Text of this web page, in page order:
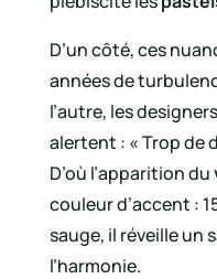
D’un côté, ces
années de
l’autre, les
alertent : « Trop de
D’où l’apparition du
couleur d’accent :
sauge, il réveille un
l’harmonie.